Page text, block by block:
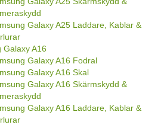
Galaxy A25 Laddare, Kablar &
Galaxy A16
Galaxy A16 Fodral
Galaxy A16 Skal
Galaxy A16 Skärmskydd &
Galaxy A16 Laddare, Kablar &